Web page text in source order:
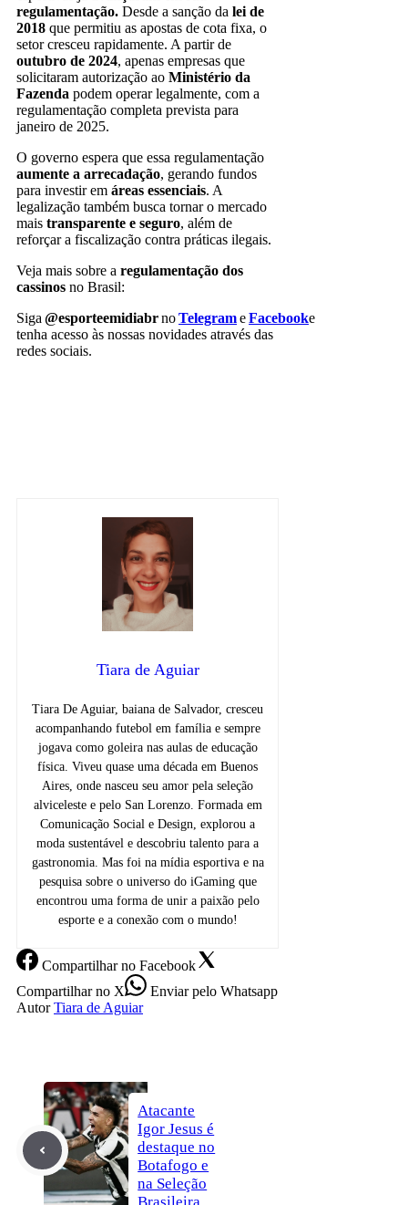
regulamentação. Desde a sanção da lei de
2018 que permitiu as apostas de cota fixa, o
setor cresceu rapidamente. A partir de
outubro de 2024, apenas empresas que
solicitaram autorização ao Ministério da
Fazenda podem operar legalmente, com a
regulamentação completa prevista para
janeiro de 2025.
O governo espera que essa regulamentação
aumente a arrecadação, gerando fundos
para investir em áreas essenciais. A
legalização também busca tornar o mercado
mais transparente e seguro, além de
reforçar a fiscalização contra práticas ilegais.
Veja mais sobre a regulamentação dos
cassinos no Brasil:
Siga @esporteemidiabrnoTelegrameFacebooke
tenha acesso às nossas novidades através das
redes sociais.
Tiara de Aguiar
Tiara De Aguiar, baiana de Salvador, cresceu
acompanhando futebol em família e sempre
jogava como goleira nas aulas de educação
física. Viveu quase uma década em Buenos
Aires, onde nasceu seu amor pela seleção
alviceleste e pelo San Lorenzo. Formada em
Comunicação Social e Design, explorou a
moda sustentável e descobriu talento para a
gastronomia. Mas foi na mídia esportiva e na
pesquisa sobre o universo do iGaming que
encontrou uma forma de unir a paixão pelo
esporte e a conexão com o mundo!
Compartilharno Facebook
Compartilharno X Enviarpelo Whatsapp
Autor Tiara de Aguiar
Atacante
Igor Jesus é
destaque no
Botafogo e
na Seleção